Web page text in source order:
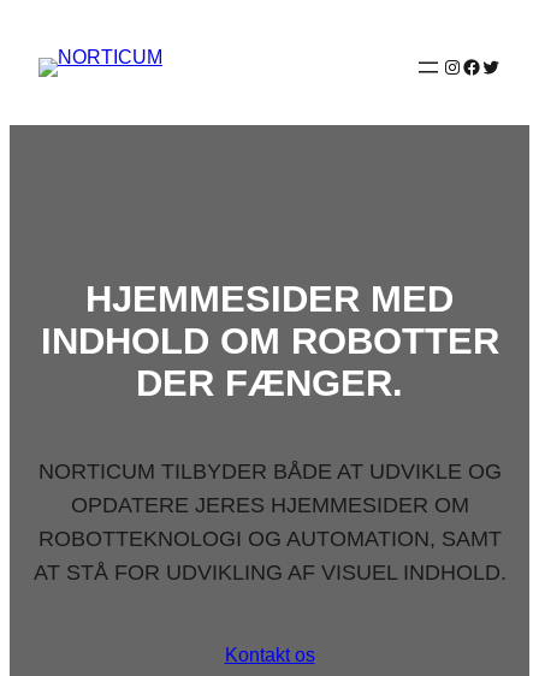
indhold
Instagram
Twitter
HJEMMESIDER MED
INDHOLD OM ROBOTTER
DER FÆNGER.
NORTICUM TILBYDER BÅDE AT UDVIKLE OG
OPDATERE JERES HJEMMESIDER OM
ROBOTTEKNOLOGI OG AUTOMATION, SAMT
AT STÅ FOR UDVIKLING AF VISUEL INDHOLD.
Kontakt os